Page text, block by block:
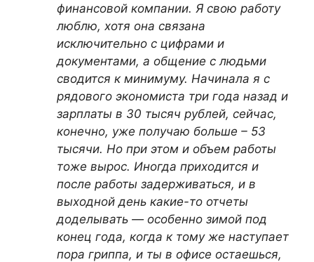
финансовой компании. Я свою работу
люблю, хотя она связана
исключительно с цифрами и
документами, а общение с людьми
сводится к минимуму. Начинала я с
рядового экономиста три года назад и
зарплаты в 30 тысяч рублей, сейчас,
конечно, уже получаю больше – 53
тысячи. Но при этом и объем работы
тоже вырос. Иногда приходится и
после работы задерживаться, и в
выходной день какие-то отчеты
доделывать — особенно зимой под
конец года, когда к тому же наступает
пора гриппа, и ты в офисе остаешься,